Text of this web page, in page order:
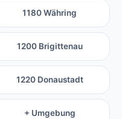
1180 Währing
1200 Brigittenau
1220 Donaustadt
+ Umgebung